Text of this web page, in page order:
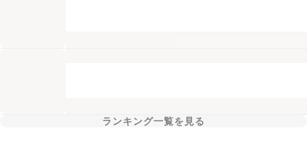
ランキング一覧を見る